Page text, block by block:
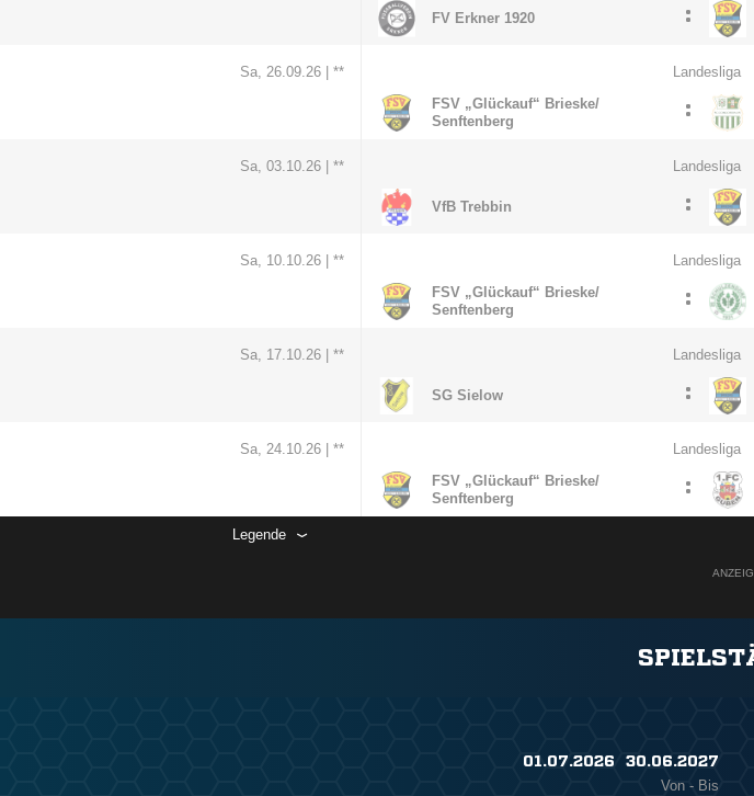
FV Erkner 1920 :
Sa, 26.09.26 | ** Landesliga
FSV „Glückauf“ Brieske/​
Senftenberg
:
Sa, 03.10.26 | ** Landesliga
VfB Trebbin :
Sa, 10.10.26 | ** Landesliga
FSV „Glückauf“ Brieske/​
Senftenberg
:
Sa, 17.10.26 | ** Landesliga
SG Sielow :
Sa, 24.10.26 | ** Landesliga
FSV „Glückauf“ Brieske/​
Senftenberg
:
Legende
01.07.2026 ​ 30.06.2027
Von - Bis